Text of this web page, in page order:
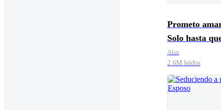
Prometo
Solo hasta
que decirte
Alut
2.6M leídos